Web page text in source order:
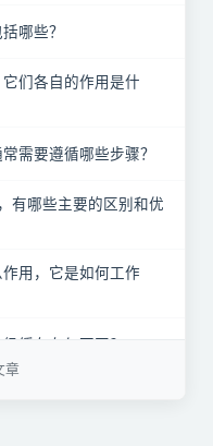
哪些？
们各自的作用是什
需要遵循哪些步骤？
有哪些主要的区别和优
用，它是如何工作
缓存有何不同？
章